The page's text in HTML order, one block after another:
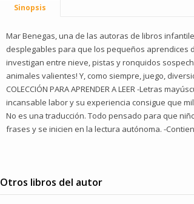
Sinopsis
Mar Benegas, una de las autoras de libros
desplegables para que los pequeños aprendices
investigan entre nieve, pistas y ronquidos
animales valientes! Y, como siempre, juego,
COLECCIÓN PARA APRENDER A LEER -Letras
incansable labor y su experiencia consigue que
No es una traducción. Todo pensado para que
frases y se inicien en la lectura autónoma. -
Otros libros del autor